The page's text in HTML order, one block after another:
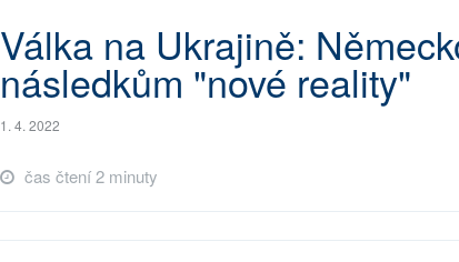
Válka na Ukrajině:
následkům "nové reality"
1. 4. 2022
čas čtení 2 minuty